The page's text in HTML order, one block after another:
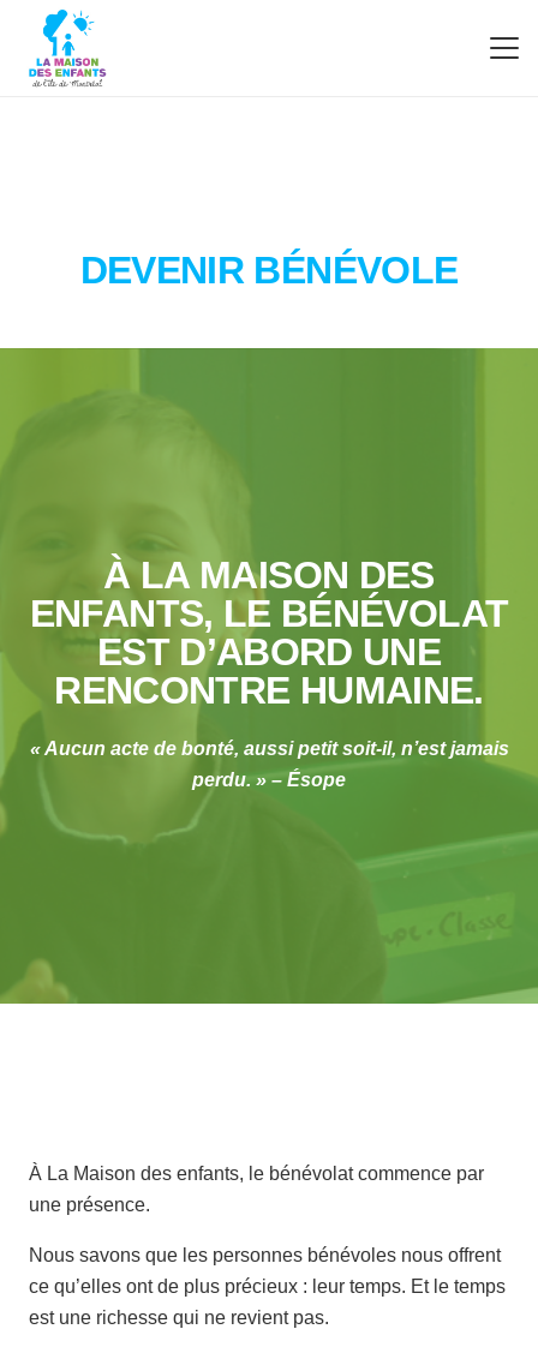
DEVENIR BÉNÉVOLE
À LA MAISON DES
ENFANTS, LE BÉNÉVOLAT
EST D’ABORD UNE
RENCONTRE HUMAINE.
« Aucun acte de bonté, aussi petit soit-il, n’est jamais
perdu. » – Ésope
À La Maison des enfants, le bénévolat commence par
une présence.
Nous savons que les personnes bénévoles nous offrent
ce qu’elles ont de plus précieux : leur temps. Et le temps
est une richesse qui ne revient pas.